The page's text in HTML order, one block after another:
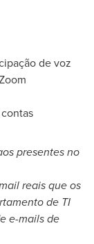
de voz
presentes no
reais que os
de TI
e-mails de